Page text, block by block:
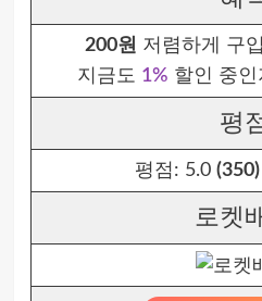
200원 저렴하게 구
지금도 1% 할인 중
평
평점: 5.0 (350)
로켓